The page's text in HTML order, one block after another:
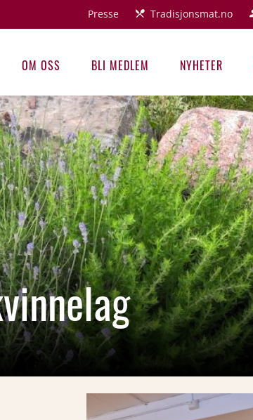
Presse Tradisjonsmat.no
OM OSS BLI MEDLEM NYHETER